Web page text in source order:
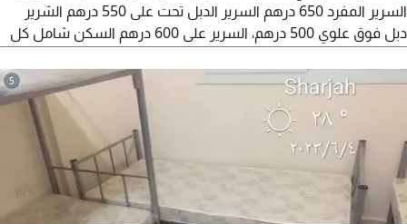
السرير المفرد 650 درهم السرير الدبل تحت على 550 درهم الشرير
دبل فوق علوي 500 درهم، السرير على 600 درهم السكن شامل كل
الخدمات متوفرة خلف المجلس الأعلى للسيدات الشارقة جنب
مستشفى السعودي الألماني جنب مستشفى الامارات الأوروبي جنب
جمعية الشارقة التعاونية جنب محطة الباص سكن هادئ ونظيف
و450 درهم
5